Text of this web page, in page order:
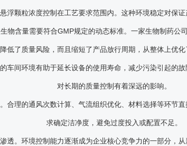
浮颗粒浓度控制在工艺要求范围内。这种环境稳定对保证
物含量需要符合GMP规定的动态标准。一家生物制药
降低了质量风险，而且缩短了产品放行周期，从整体上优化
车间环境有助于延长设备的使用寿命，减少污染引起的
对长期的质量控制有着深远的影响。
合理的通风次数计算、气流组织优化、材料选择等环节
求确定洁净度，避免过度投入或配置不足。
透。环境控制能力逐渐成为企业核心竞争力的一部分，